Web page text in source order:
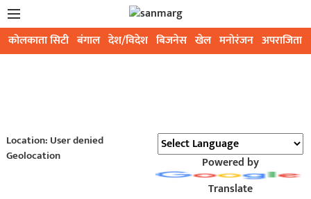
कोलकाता सिटी बंगाल देश/विदेश बिजनेस खेल मनोरंजन अपराजिता
Location: User denied
Geolocation
Powered by
Translate